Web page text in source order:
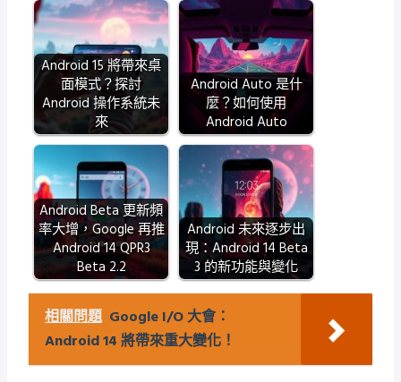
Android 15 將帶來桌
面模式？探討
Android 操作系統未
來
Android Auto 是什
麼？如何使用
Android Auto
Android Beta 更新頻
率大增，Google 再推
Android 14 QPR3
Beta 2.2
Android 未來逐步出
現：Android 14 Beta
3 的新功能與變化
相關問題 Google I/O 大會：
Android 14 將帶來重大變化！